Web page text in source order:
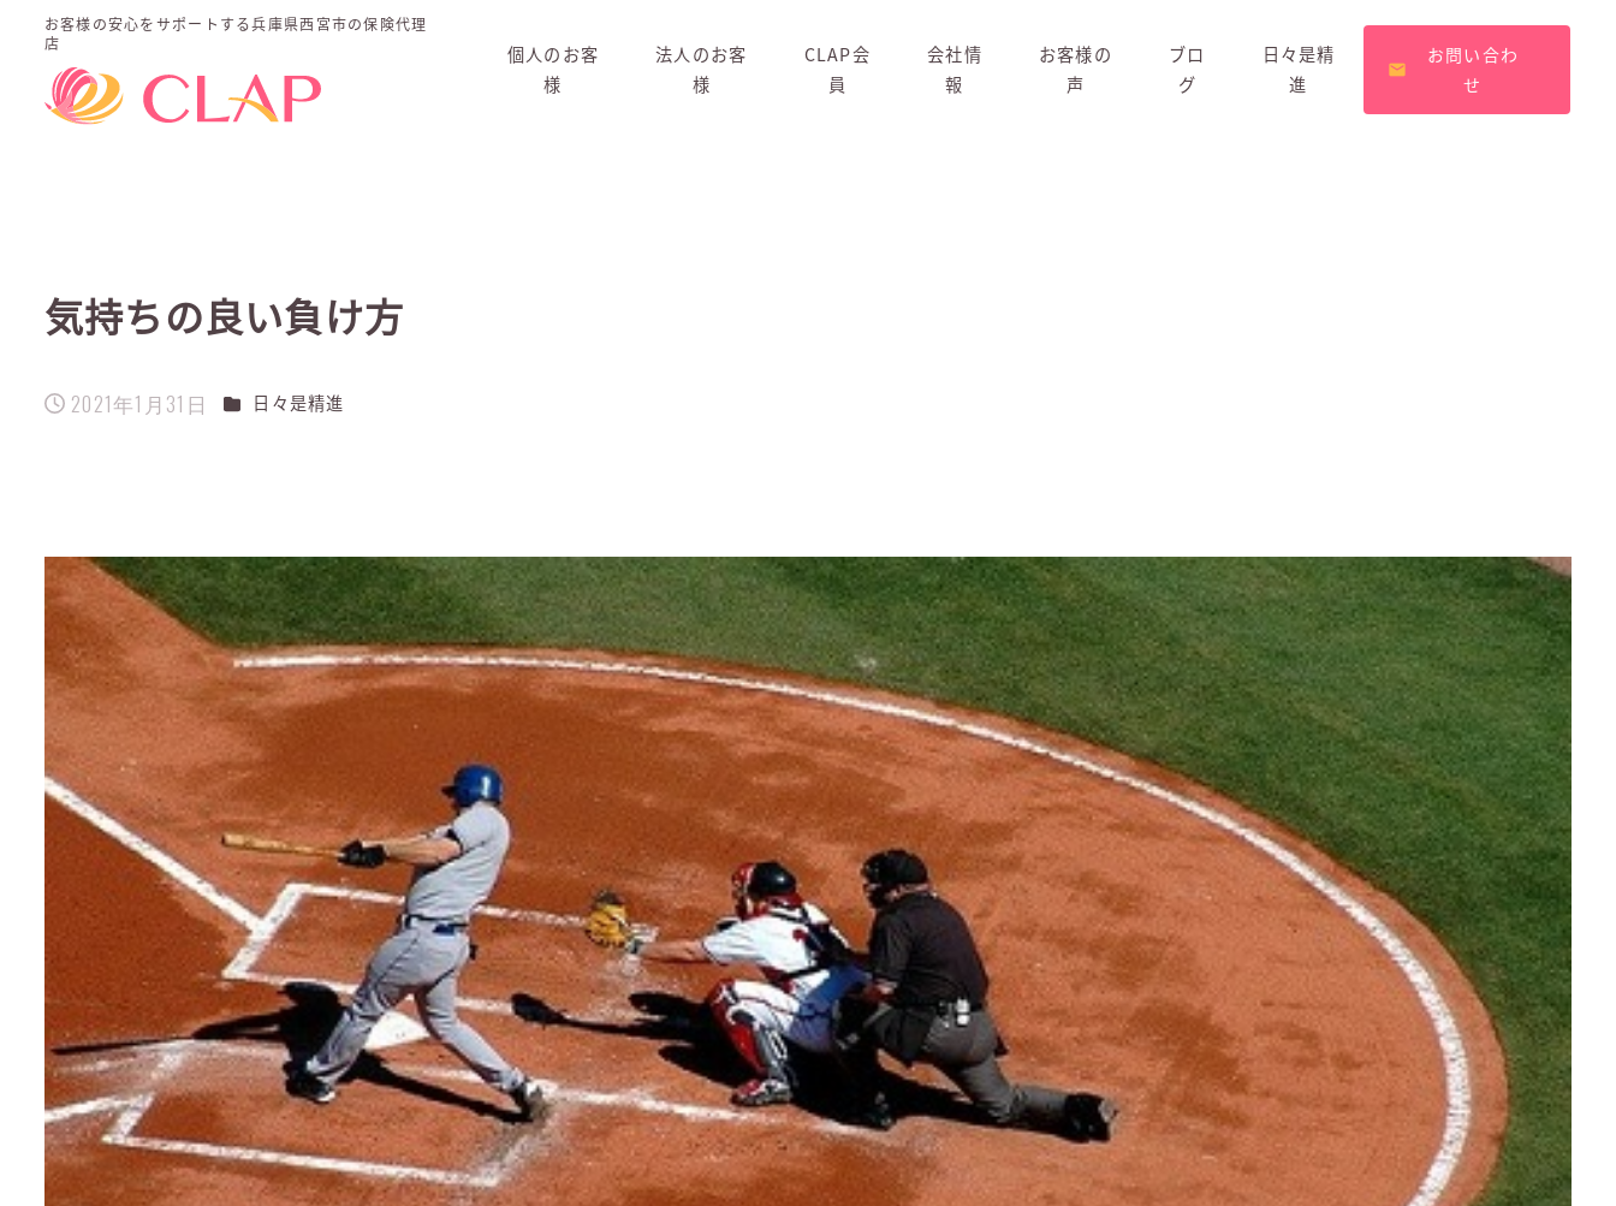
お客様の安心をサポートする兵庫県西宮市の保険代理
店
個人のお客
様
法人のお客
様
CLAP会
員
会社情
報
お客様の
声
ブロ
グ
日々是精
進
お問い合わ
せ
気持ちの良い負け方
投稿日
2021年1月31日 カテゴリー
日々是精進